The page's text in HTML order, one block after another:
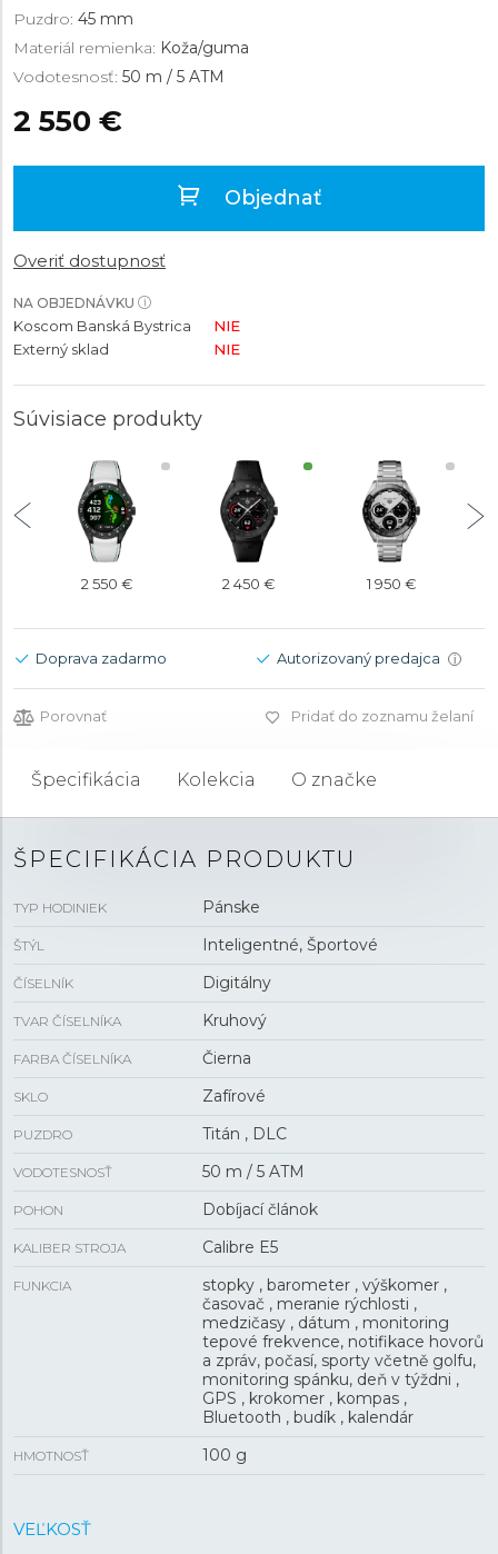
Puzdro: 45 mm
Materiál remienka: Koža/guma
Vodotesnosť: 50 m / 5 ATM
2 550 €
Objednať
Overiť dostupnosť
NA OBJEDNÁVKU
Koscom Banská Bystrica
NIE
Externý sklad
NIE
Súvisiace produkty
2 550 € 2 450 € 1 950 €
Doprava zadarmo Autorizovaný predajca i
Porovnať Pridať do zoznamu želaní
Špecifikácia Kolekcia O značke
ŠPECIFIKÁCIA PRODUKTU
TYP HODINIEK Pánske
ŠTÝL Inteligentné, Športové
ČÍSELNÍK Digitálny
TVAR ČÍSELNÍKA Kruhový
FARBA ČÍSELNÍKA Čierna
SKLO Zafírové
PUZDRO Titán , DLC
VODOTESNOSŤ 50 m / 5 ATM
POHON Dobíjací článok
KALIBER STROJA Calibre E5
FUNKCIA
stopky , barometer , výškomer ,
časovač , meranie rýchlosti ,
medzičasy , dátum , monitoring
tepové frekvence, notifikace hovorů
a zpráv, počasí, sporty včetně golfu,
monitoring spánku, deň v týždni ,
GPS , krokomer , kompas ,
Bluetooth , budík , kalendár
HMOTNOSŤ 100 g
VEĽKOSŤ